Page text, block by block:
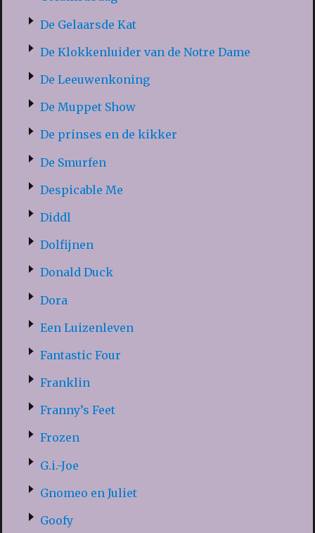
De Gelaarsde Kat
De Klokkenluider van de Notre Dame
De Leeuwenkoning
De Muppet Show
De prinses en de kikker
De Smurfen
Despicable Me
Diddl
Dolfijnen
Donald Duck
Dora
Een Luizenleven
Fantastic Four
Franklin
Franny’s Feet
Frozen
G.i.-Joe
Gnomeo en Juliet
Goofy